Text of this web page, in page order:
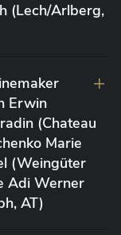
(Lech/Arlberg,
Erwin
(Chateau
Marie
(Weingüter
Adi Werner
AT)